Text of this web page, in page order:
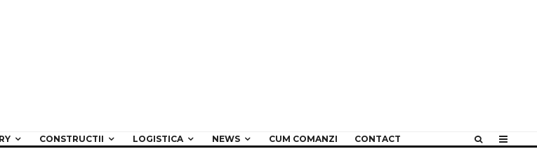
CONSTRUCTII LOGISTICA NEWS CUM COMANZI CONTACT